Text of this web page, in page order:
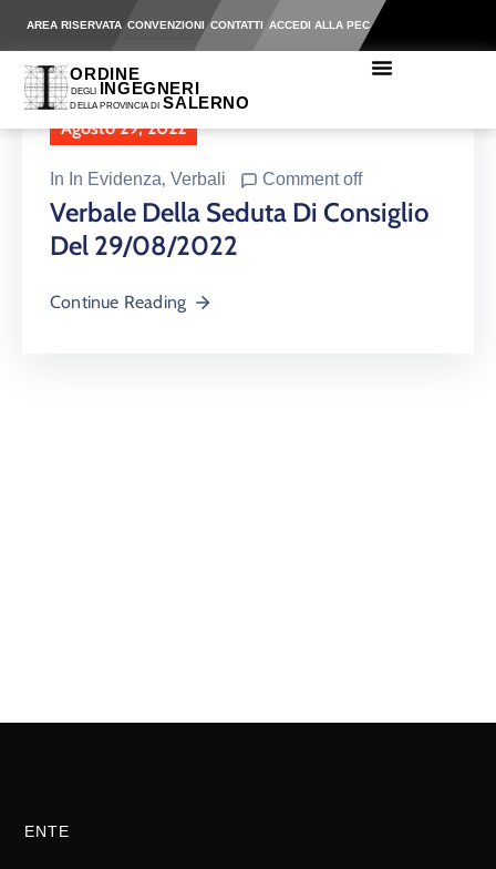
AREA RISERVATA CONVENZIONI CONTATTI ACCEDI ALLA PEC
Agosto 29, 2022
In In Evidenza‚ Verbali Comment off
Verbale Della Seduta Di Consiglio
Del 29/08/2022
Continue Reading
ENTE